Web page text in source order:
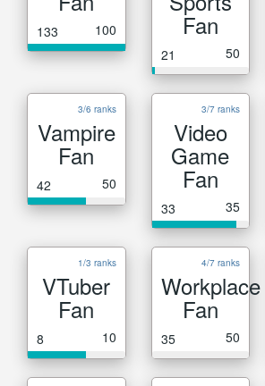
133 100 Fan
21 50
3/6 ranks
Vampire
Fan
42 50
3/7 ranks
Video
Game
Fan
33 35
1/3 ranks
VTuber
Fan
8 10
4/7 ranks
Workplace
Fan
35 50